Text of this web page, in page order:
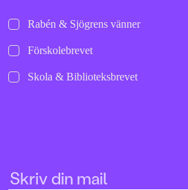
Rabén & Sjögrens vänner
Förskolebrevet
Skola & Biblioteksbrevet